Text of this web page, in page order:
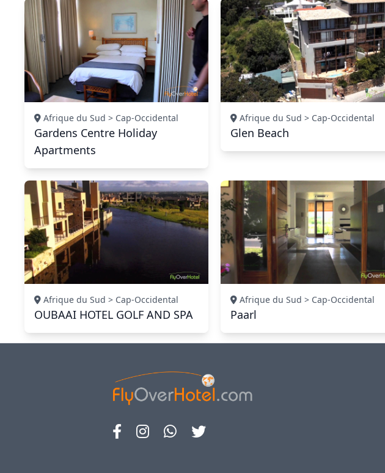
Afrique du Sud > Cap-Occidental
Gardens Centre Holiday
Apartments
Afrique du Sud > Cap-Occidental
Glen Beach
Afrique du Sud > Cap-Occidental
OUBAAI HOTEL GOLF AND SPA
Afrique du Sud > Cap-Occidental
Paarl